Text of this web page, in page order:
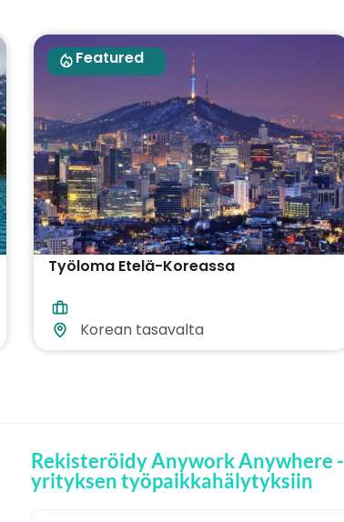
Featured
Työloma Etelä-Koreassa
Korean tasavalta
Rekisteröidy Anywork Anywhere -
yrityksen työpaikkahälytyksiin